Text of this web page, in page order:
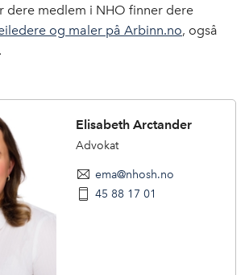
dere medlem i NHO finner dere
og maler på Arbinn.no, også
Elisabeth Arctander
Advokat
ema@nhosh.no
45 88 17 01